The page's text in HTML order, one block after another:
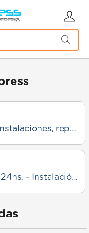
Gasista matriculado ofrece instalaciones, reparaciones y mantenimiento de gas. Trabajo seguro, responsable y conforme a normas. Atención personalizada, urgencias y presupuestos sin cargo.
Gas, plomería. Emergencias 24hs. - Instalación y reparación de artefactos a gas. - Perdidas de gas. - Instalación y reparación de cañerías. - Plomeria. Instalación de agua fría y caliente con termofusión.